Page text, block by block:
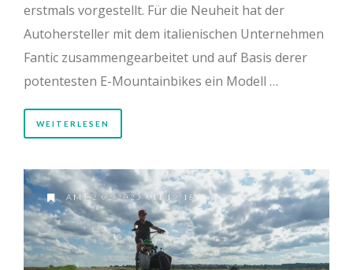
erstmals vorgestellt. Für die Neuheit hat der
Autohersteller mit dem italienischen Unternehmen
Fantic zusammengearbeitet und auf Basis derer
potentesten E-Mountainbikes ein Modell …
WEITERLESEN
AM 02.02.2023 UM 19:18